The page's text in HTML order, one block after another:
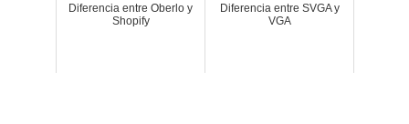
Diferencia entre Oberlo y
Shopify
Diferencia entre SVGA y
VGA